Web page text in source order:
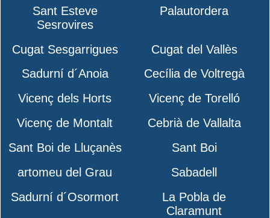
Sant Esteve
Sesrovires
Palautordera
Cugat Sesgarrigues
Cugat del Vallès
Sadurní d´Anoia
Cecília de Voltregà
Vicenç dels Horts
Vicenç de Torelló
Vicenç de Montalt
Cebrià de Vallalta
Sant Boi de Lluçanès
Sant Boi
artomeu del Grau
Sabadell
Sadurní d´Osormort
La Pobla de
Claramunt